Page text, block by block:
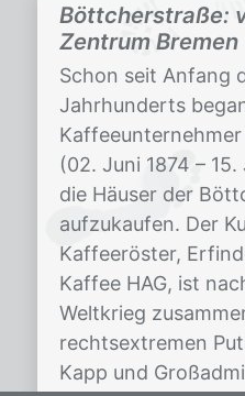
Böttcherstraße:
Zentrum Bremen
Schon seit Anfang
Jahrhunderts
(02. Juni 1874 –
die Häuser der
aufzukaufen. Der
Kaffeeröster,
Kaffee HAG, ist
Weltkrieg
rechtsextremen
Kapp und